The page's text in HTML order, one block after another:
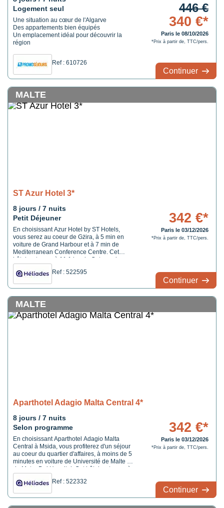
Logement seul
Une situation au cœur de l'Algarve
Des appartements bien équipés
Un emplacement idéal pour découvrir la
région
Ref : 610726
446 €
340 €*
Paris le 08/10/2026
*Prix à partir de, TTC/pers.
Continuer
MALTE
ST Azur Hotel 3*
8 jours / 7 nuits
Petit Déjeuner
En choisissant Azur Hotel by ST Hotels,
vous serez au coeur de Gżira, à 5 min en
voiture de Grand Harbour et à 7 min de
Mediterranean Conference Centre. Cet
hôtel se trouve à 11,1 km de Catacombes
à 11,2 km de Cathédrale Saint-Paul.
Ref : 522595
342 €*
Paris le 03/12/2026
*Prix à partir de, TTC/pers.
Continuer
MALTE
Aparthotel Adagio Malta Central 4*
8 jours / 7 nuits
Selon programme
En choisissant Aparthotel Adagio Malta
Central à Msida, vous profiterez d'un séjour
au coeur du quartier d'affaires, à moins de 5
minutes en voiture de Université de Malte et
de Mater Dei Hospital. Cet hôtel se trouve à
km de Grand Harbour.
Ref : 522332
342 €*
Paris le 03/12/2026
*Prix à partir de, TTC/pers.
Continuer